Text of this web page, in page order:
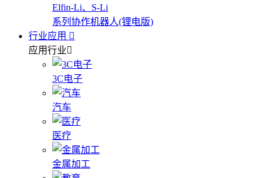
Elfin-Li、S-Li
系列协作机器人(锂电版)
行业应用
应用行业
3C电子
汽车
医疗
金属加工